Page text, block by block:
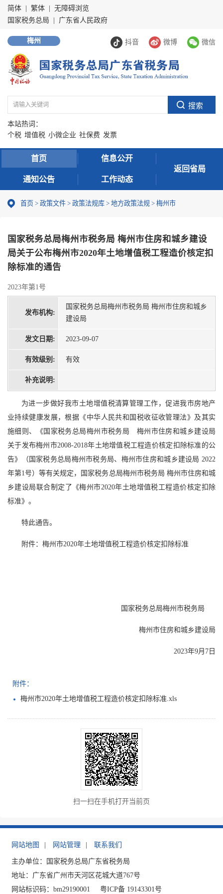
简体 繁体
无障碍浏览
国家税务总局
广东省人民政府
抖音 微博 微信
梅州
本站热词：
个税 增值税 小微企业 社保费 发票
首页 信息公开
通知公告 工作动态
返回省局
首页 > 政策文件 > 政策法规库 > 地方政策法规 > 梅州市
国家税务总局梅州市税务局 梅州市住房和城乡建设
局关于公布梅州市2020年土地增值税工程造价核定扣
除标准的通告
2023年第1号
发布机构:
国家税务总局梅州市税务局 梅州市住房和城乡
建设局
发文日期: 2023-09-07
有效级别: 有效
补充说明:
为进一步做好我市土地增值税清算管理工作，促进我市房地产
业持续健康发展，根据《中华人民共和国税收征收管理法》及其实
施细则、《国家税务总局梅州市税务局 梅州市住房和城乡建设局
关于发布梅州市2008-2018年土地增值税工程造价核定扣除标准的公
告》（国家税务总局梅州市税务局、梅州市住房和城乡建设局 2022
年第1号）等有关规定，国家税务总局梅州市税务局 梅州市住房和城
乡建设局联合制定了《梅州市2020年土地增值税工程造价核定扣除
标准》。
特此通告。
附件：梅州市2020年土地增值税工程造价核定扣除标准
国家税务总局梅州市税务局
梅州市住房和城乡建设局
2023年9月7日
附件：
梅州市2020年土地增值税工程造价核定扣除标准.xls
扫一扫在手机打开当前页
网站地图 | 网站管理 | 联系我们
主办单位：国家税务总局广东省税务局
地址：广东省广州市天河区花城大道767号
网站标识码：bm29190001
粤ICP备 19143301号